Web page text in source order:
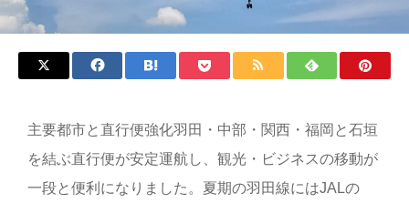
主要都市と直行便強化羽田・中部・関西・福岡と石垣
を結ぶ直行便が安定運航し、観光・ビジネスの移動が
一段と便利になりました。夏期の羽田線にはJALの